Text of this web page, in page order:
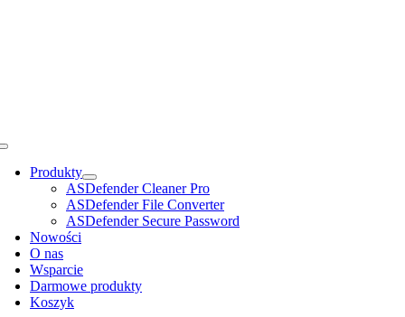
Toggle
NavigationProdukty
ASDefender Cleaner Pro
ASDefender File Converter
ASDefender Secure Password
Nowości
O nas
Wsparcie
Darmowe produkty
Koszyk